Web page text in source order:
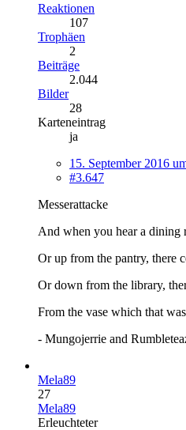
Reaktionen
107
Trophäen
2
Beiträge
2.044
Bilder
28
Karteneintrag
ja
15. September 2016
#3.647
Messerattacke
And when you hear a dining
Or up from the pantry, there
Or down from the library,
From the vase which that
- Mungojerrie and
Mela89
27
Mela89
Erleuchteter